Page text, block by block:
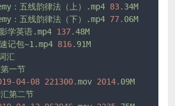
：五线韵律法（上）.mp4 83. 34M
：五线韵律法（下）.mp4 77. 06M
学英语.mp4 137.48M
记包~1.mp4 816. 91M
汇
一节
04-08 221300.mov 2014. 09M
第二节